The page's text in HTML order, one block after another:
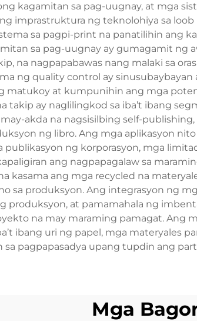
kagamitan sa pag-uugnay, at mga
imprastruktura ng teknolohiya sa
sa pagpi-print na panatilihin ang
sa pag-uugnay ay gumagamit ng
na nagpapabawas nang malaki sa
ng quality control ay
matukoy at kumpunihin ang mga
takip ay naglilingkod sa iba’t ibang
akda na nagsisilbing self-
ng libro. Ang mga aplikasyon
publikasyon ng korporasyon, mga
ang nagpapagalaw sa
kasama ang mga recycled na
sa produksyon. Ang integrasyon ng
produksyon, at pamamahala ng
na may maraming pamagat. Ang
ibang uri ng papel, mga materyales
sa pagpapasadya upang tupdin ang
Mga